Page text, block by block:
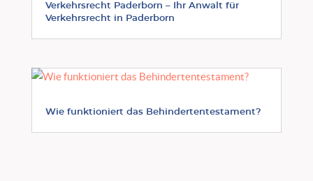
Verkehrsrecht Paderborn – Ihr Anwalt für
Verkehrsrecht in Paderborn
Wie funktioniert das Behindertentestament?